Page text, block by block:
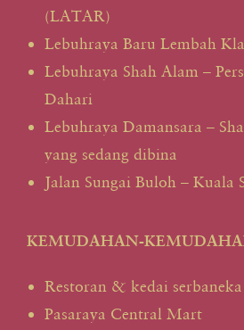
(LATAR)
Lebuhraya Baru Lembah
Lebuhraya Shah Alam –
Dahari
Lebuhraya Damansara –
yang sedang dibina
Jalan Sungai Buloh – Kuala
KEMUDAHAN-
Restoran & kedai serbaneka
Pasaraya Central Mart